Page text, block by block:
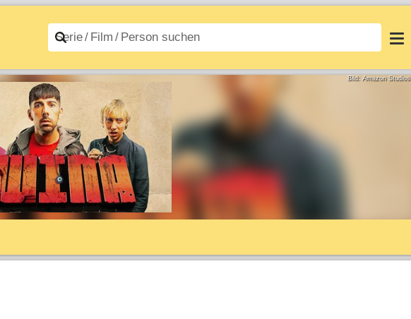
Filme A–Z Login
Bild: Amazon Studios